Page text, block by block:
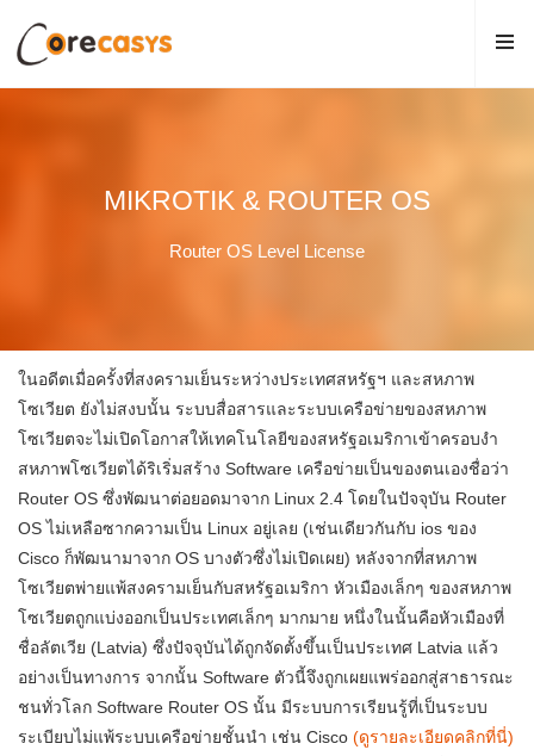
MIKROTIK & ROUTER OS
Router OS Level License
ในอดีตเมื่อครั้งที่สงครามเย็นระหว่างประเทศสหรัฐฯ และสหภาพ
โซเวียต ยังไม่สงบนั้น ระบบสื่อสารและระบบเครือข่ายของสหภาพ
โซเวียตจะไม่เปิดโอกาสให้เทคโนโลยีของสหรัฐอเมริกาเข้าครอบงำ
สหภาพโซเวียตได้ริเริ่มสร้าง Software เครือข่ายเป็นของตนเองชื่อว่า
Router OS ซึ่งพัฒนาต่อยอดมาจาก Linux 2.4 โดยในปัจจุบัน Router
OS ไม่เหลือซากความเป็น Linux อยู่เลย (เช่นเดียวกันกับ ios ของ
Cisco ก็พัฒนามาจาก OS บางตัวซึ่งไม่เปิดเผย) หลังจากที่สหภาพ
โซเวียตพ่ายแพ้สงครามเย็นกับสหรัฐอเมริกา หัวเมืองเล็กๆ ของสหภาพ
โซเวียตถูกแบ่งออกเป็นประเทศเล็กๆ มากมาย หนึ่งในนั้นคือหัวเมืองที่
ชื่อลัตเวีย (Latvia) ซึ่งปัจจุบันได้ถูกจัดตั้งขึ้นเป็นประเทศ Latvia แล้ว
อย่างเป็นทางการ จากนั้น Software ตัวนี้จึงถูกเผยแพร่ออกสู่สาธารณะ
ชนทั่วโลก Software Router OS นั้น มีระบบการเรียนรู้ที่เป็นระบบ
ระเบียบไม่แพ้ระบบเครือข่ายชั้นนำ เช่น Cisco (ดูรายละเอียดคลิกที่นี่)